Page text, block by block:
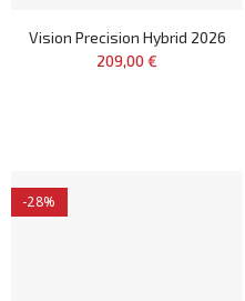
Vision Precision Hybrid 2026
209,00 €
-28%